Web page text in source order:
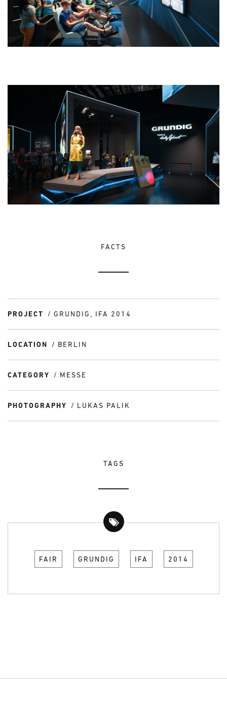
FACTS
PROJECT GRUNDIG, IFA 2014
LOCATION BERLIN
CATEGORY MESSE
PHOTOGRAPHY LUKAS PALIK
TAGS
FAIR GRUNDIG IFA 2014